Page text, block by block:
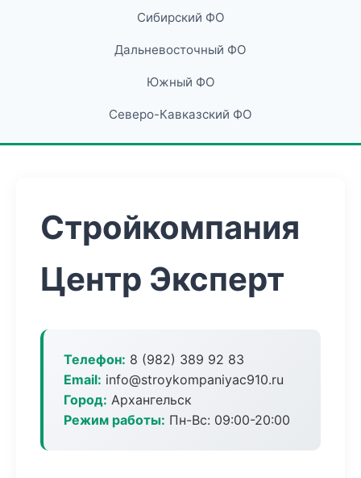
Сибирский ФО
Дальневосточный ФО
Южный ФО
Северо-Кавказский ФО
Стройкомпания
Центр Эксперт
Телефон: 8 (982) 389 92 83
Email: info@stroykompaniyac910.ru
Город: Архангельск
Режим работы: Пн-Вс: 09:00-20:00